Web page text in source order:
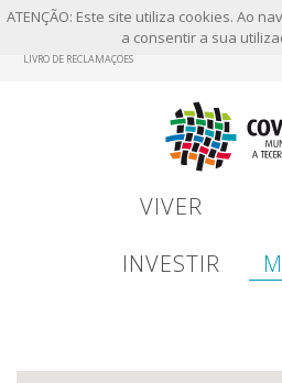
ATENÇÃO: Este site utiliza cookies. Ao
a consentir a sua
LIVRO DE RECLAMAÇÕES
VIVER
INVESTIR